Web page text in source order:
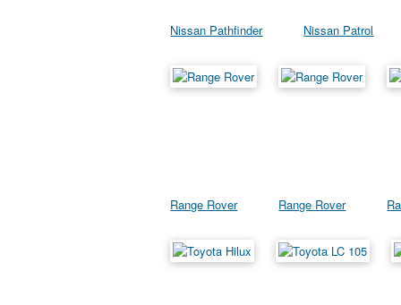
Nissan Pathfinder Nissan Patrol
Range Rover Range Rover